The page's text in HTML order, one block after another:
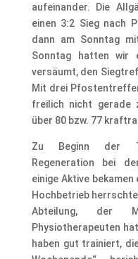
aufeinander. Die
einen 3:2 Sieg nach
dann am Sonntag
Sonntag hatten wir
versäumt, den
Mit drei
freilich nicht gerade
über 80 bzw. 77
Zu Beginn der
Regeneration bei
einige Aktive
Hochbetrieb
Abteilung, der
Physiotherapeuten
haben gut trainiert,